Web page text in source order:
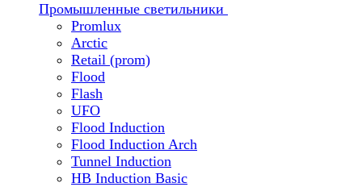
Промышленные светильники
Promlux
Arctic
Retail (prom)
Flood
Flash
UFO
Flood Induction
Flood Induction Arch
Tunnel Induction
HB Induction Basic